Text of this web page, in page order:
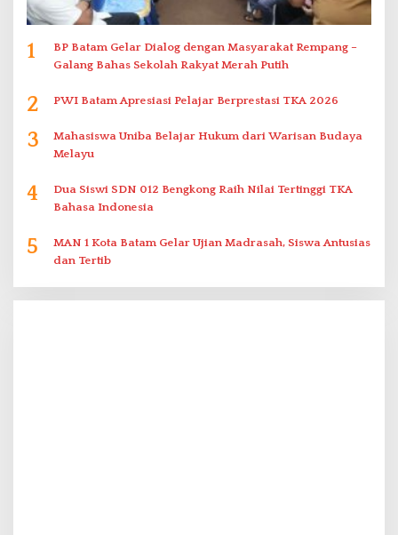
1
BP Batam Gelar Dialog dengan Masyarakat Rempang –
Galang Bahas Sekolah Rakyat Merah Putih
2 PWI Batam Apresiasi Pelajar Berprestasi TKA 2026
3
Mahasiswa Uniba Belajar Hukum dari Warisan Budaya
Melayu
4
Dua Siswi SDN 012 Bengkong Raih Nilai Tertinggi TKA
Bahasa Indonesia
5
MAN 1 Kota Batam Gelar Ujian Madrasah, Siswa Antusias
dan Tertib